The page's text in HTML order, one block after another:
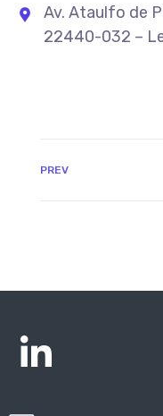
Av. Ataulfo de
22440-032 –
PREV